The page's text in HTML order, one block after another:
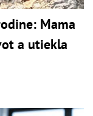
Mama
a utiekla